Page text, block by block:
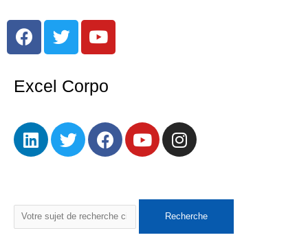
F
a
e
b
o
k
T
w
t
t
r
Y
o
t
u
e
Excel Corpo
L
i
d
i
T
w
e
r
F
a
o
o
Y
o
u
e
I
n
a
g
r
Rechercher
Recherche